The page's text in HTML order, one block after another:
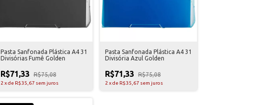
Pasta Sanfonada Plástica A4 31
Divisórias Fumê Golden
R$71,33 R$75,08
2 xde R$35,67 sem juros
Pasta Sanfonada Plástica A4 31
Divisória Azul Golden
R$71,33 R$75,08
2 xde R$35,67 sem juros